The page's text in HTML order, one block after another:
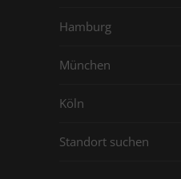
Hamburg
München
Köln
Standort suchen